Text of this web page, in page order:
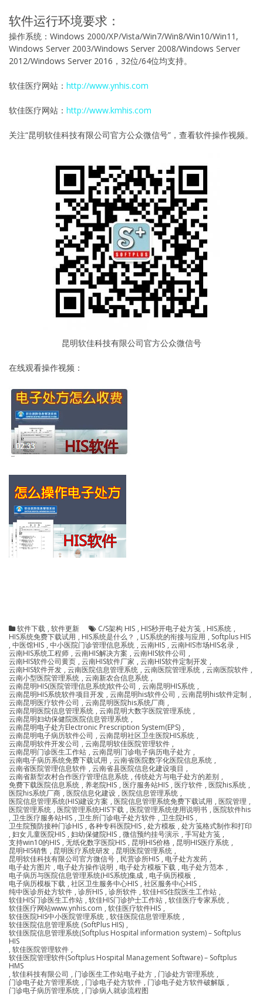
软件运行环境要求：
操作系统：Windows 2000/XP/Vista/Win7/Win8/Win10/Win11,
Windows Server 2003/Windows Server 2008/Windows Server
2012/Windows Server 2016，32位/64位均支持。
软佳医疗网站： http://www.ynhis.com
软佳医疗网站： http://www.kmhis.com
关注“昆明软佳科技有限公司官方公众微信号”，查看软件操作视频。
昆明软佳科技有限公司官方公众微信号
在线观看操作视频：
软件下载 , 软件更新 C/S架构 HIS , HIS秒开电子处方笺 , HIS系统 ,
HIS系统免费下载试用 , HIS系统是什么？ , LIS系统的衔接与应用 , Softplus HIS
, 中医馆HIS , 中小医院门诊管理信息系统 , 云南HIS , 云南HIS市场HIS名录 ,
云南HIS系统工程师 , 云南HIS解决方案 , 云南HIS软件公司 ,
云南HIS软件公司黄页 , 云南HIS软件厂家 , 云南HIS软件定制开发 ,
云南HIS软件开发 , 云南医院信息管理系统 , 云南医院管理系统 , 云南医院软件 ,
云南小型医院管理系统 , 云南新农合信息系统 ,
云南昆明HIS(医院管理信息系统)软件公司 , 云南昆明HIS系统 ,
云南昆明HIS系统软件项目开发 , 云南昆明his软件公司 , 云南昆明his软件定制 ,
云南昆明医疗软件公司 , 云南昆明医院his系统厂商 ,
云南昆明医院信息管理系统 , 云南昆明大数字医院管理系统 ,
云南昆明妇幼保健院医院信息管理系统 ,
云南昆明电子处方Electronic Prescription System(EPS) ,
云南昆明电子病历软件公司 , 云南昆明社区卫生医院HIS系统 ,
云南昆明软件开发公司 , 云南昆明软佳医院管理软件 ,
云南昆明门诊医生工作站 , 云南昆明门诊电子病历电子处方 ,
云南电子病历系统免费下载试用 , 云南省医院数字化医院信息系统 ,
云南省医院管理信息软件 , 云南省县医院信息化建设项目 ,
云南省新型农村合作医疗管理信息系统 , 传统处方与电子处方的差别 ,
免费下载医院信息系统 , 养老院HIS , 医疗服务站HIS , 医疗软件 , 医院his系统 ,
医院his系统厂商 , 医院信息化建设 , 医院信息管理系统 ,
医院信息管理系统(HIS)建设方案 , 医院信息管理系统免费下载试用 , 医院管理 ,
医院管理系统 , 医院管理系统HIS下载 , 医院管理系统使用说明书 , 医院软件his
, 卫生医疗服务站HIS , 卫生所门诊电子处方软件 , 卫生院HIS ,
卫生院预防接种门诊HIS , 各种专科医院HIS , 处方模板 , 处方笺格式制作和打印
, 妇女儿童医院HIS , 妇幼保健院HIS , 微信预约挂号演示 , 手写处方笺 ,
支持win10的HIS , 无纸化数字医院HIS , 昆明HIS价格 , 昆明HIS医疗系统 ,
昆明HIS销售 , 昆明医疗系统研发 , 昆明医院管理系统 ,
昆明软佳科技有限公司官方微信号 , 民营诊所HIS , 电子处方发药 ,
电子处方图片 , 电子处方操作说明 , 电子处方模板下载 , 电子处方范本 ,
电子病历与医院信息管理系统(HIS系统)集成 , 电子病历模板 ,
电子病历模板下载 , 社区卫生服务中心HIS , 社区服务中心HIS ,
纯中医诊所处方软件 , 诊所HIS , 诊所软件 , 软佳HIS住院医生工作站 ,
软佳HIS门诊医生工作站 , 软佳HIS门诊护士工作站 , 软佳医疗专家系统 ,
软佳医疗网站www.ynhis.com , 软佳医疗软件HIS ,
软佳医院HIS中小医院管理系统 , 软佳医院信息管理系统 ,
软佳医院信息管理系统 (SoftPlus HIS) ,
软佳医院信息管理系统(Softplus Hospital information system) – Softplus
HIS
, 软佳医院管理软件 ,
软佳医院管理软件(Softplus Hospital Management Software) – Softplus
HMS
, 软佳科技有限公司 , 门诊医生工作站电子处方 , 门诊处方管理系统 ,
门诊电子处方管理系统 , 门诊电子处方软件 , 门诊电子处方软件破解版 ,
门诊电子病历管理系统 , 门诊病人就诊流程图